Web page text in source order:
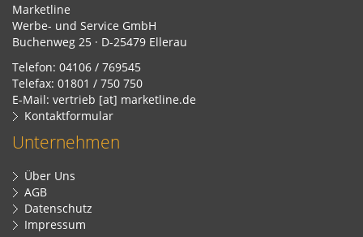
Marketline
Werbe- und Service GmbH
Buchenweg 25 · D-25479 Ellerau
Telefon: 04106 / 769545
Telefax: 01801 / 750 750
E-Mail: vertrieb [at] marketline.de
Kontaktformular
Unternehmen
Über Uns
AGB
Datenschutz
Impressum